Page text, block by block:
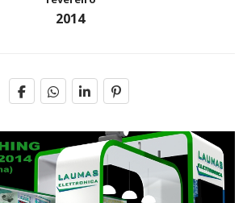
2014